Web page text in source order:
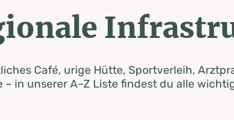
Café, urige Hütte, Sportverleih,
– in unserer A–Z Liste findest du alle